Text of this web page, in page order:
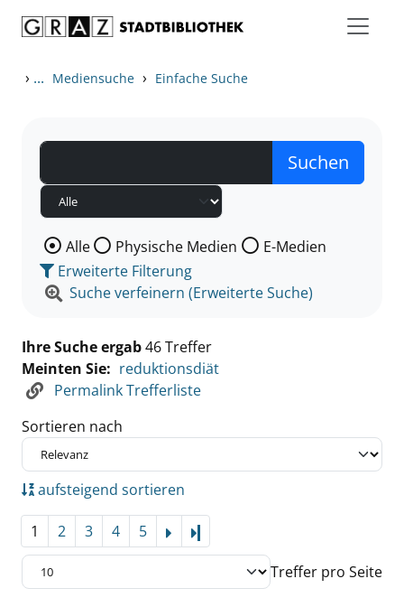
› ... Mediensuche › Einfache Suche
Wählen Sie die Medienart nach der Sie suchen wollen.
Alle Physische Medien
E-Medien
Erweiterte Filterung
Suche verfeinern (Erweiterte Suche)
Ihre Suche ergab46 Treffer
Meinten Sie: reduktionsdiät
Permalink Trefferliste
Sortieren nach
aufsteigend sortieren
1 2 3 4 5
Treffer pro Seite